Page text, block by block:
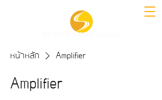
TEL.061-615-0600 (คุณเวฟ)
หน้าหลัก Amplifier
Amplifier